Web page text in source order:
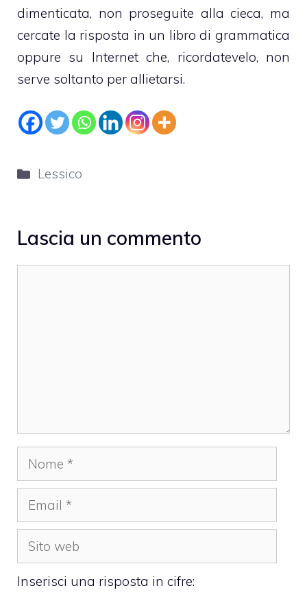
dimenticata, non proseguite alla cieca, ma
cercate la risposta in un libro di grammatica
oppure su Internet che, ricordatevelo, non
serve soltanto per allietarsi.
Categorie
Lessico
Lascia un commento
Nome
Email
Sito
web
Inserisci una risposta in cifre: